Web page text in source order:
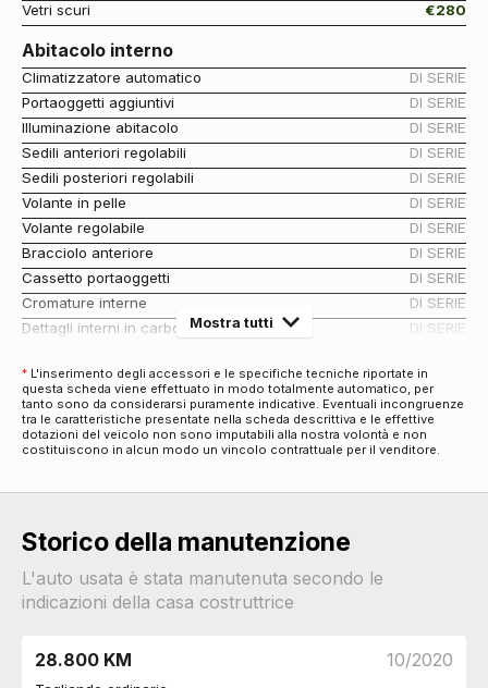
Vetri scuri €280
Abitacolo interno
Climatizzatore automatico
DI SERIE
Portaoggetti aggiuntivi
DI SERIE
Illuminazione abitacolo
DI SERIE
Sedili anteriori regolabili
DI SERIE
Sedili posteriori regolabili
DI SERIE
Volante in pelle
DI SERIE
Volante regolabile
DI SERIE
Bracciolo anteriore
DI SERIE
Cassetto portaoggetti
DI SERIE
Cromature interne
DI SERIE
Dettagli interni in carbonio
DI SERIE
Copertura vano bagagli
DI SERIE
Antifurti
Chiusura centralizzata DI SERIE
Audio e Telematica
Impianto di navigazione
Radio digitale dab
Cerchi
Connettività
Mostra tutti
* L'inserimento degli accessori e le specifiche tecniche riportate in
questa scheda viene effettuato in modo totalmente automatico, per
tanto sono da considerarsi puramente indicative. Eventuali incongruenze
tra le caratteristiche presentate nella scheda descrittiva e le effettive
dotazioni del veicolo non sono imputabili alla nostra volontà e non
costituiscono in alcun modo un vincolo contrattuale per il venditore.
Storico della manutenzione
L'auto usata è stata manutenuta secondo le
indicazioni della casa costruttrice
28.800 KM 10/2020